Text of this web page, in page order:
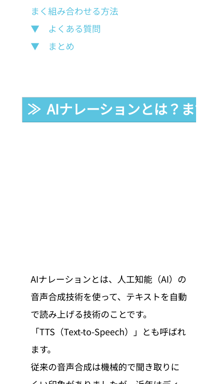
まく組み合わせる方法
▼　よくある質問
▼　まとめ
≫  AIナレーションとは？まず
AIナレーションとは、人工知能（AI）の
音声合成技術を使って、テキストを自動
で読み上げる技術のことです。
「TTS（Text-to-Speech）」とも呼ばれ
ます。
従来の音声合成は機械的で聞き取りに